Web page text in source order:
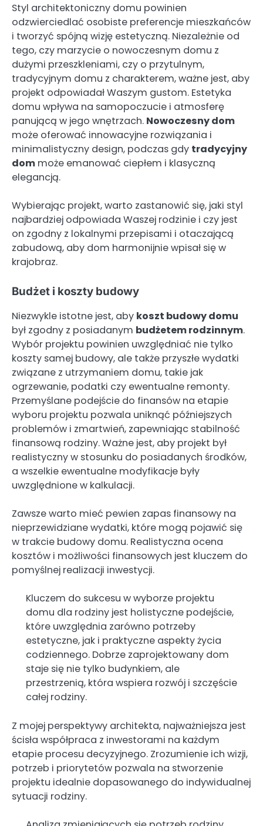
Styl architektoniczny domu powinien
odzwierciedlać osobiste preferencje mieszkańców
i tworzyć spójną wizję estetyczną. Niezależnie od
tego, czy marzycie o nowoczesnym domu z
dużymi przeszkleniami, czy o przytulnym,
tradycyjnym domu z charakterem, ważne jest, aby
projekt odpowiadał Waszym gustom. Estetyka
domu wpływa na samopoczucie i atmosferę
panującą w jego wnętrzach. Nowoczesny dom
może oferować innowacyjne rozwiązania i
minimalistyczny design, podczas gdy tradycyjny
dom może emanować ciepłem i klasyczną
elegancją.
Wybierając projekt, warto zastanowić się, jaki styl
najbardziej odpowiada Waszej rodzinie i czy jest
on zgodny z lokalnymi przepisami i otaczającą
zabudową, aby dom harmonijnie wpisał się w
krajobraz.
Budżet i koszty budowy
Niezwykle istotne jest, aby koszt budowy domu
był zgodny z posiadanym budżetem rodzinnym.
Wybór projektu powinien uwzględniać nie tylko
koszty samej budowy, ale także przyszłe wydatki
związane z utrzymaniem domu, takie jak
ogrzewanie, podatki czy ewentualne remonty.
Przemyślane podejście do finansów na etapie
wyboru projektu pozwala uniknąć późniejszych
problemów i zmartwień, zapewniając stabilność
finansową rodziny. Ważne jest, aby projekt był
realistyczny w stosunku do posiadanych środków,
a wszelkie ewentualne modyfikacje były
uwzględnione w kalkulacji.
Zawsze warto mieć pewien zapas finansowy na
nieprzewidziane wydatki, które mogą pojawić się
w trakcie budowy domu. Realistyczna ocena
kosztów i możliwości finansowych jest kluczem do
pomyślnej realizacji inwestycji.
Kluczem do sukcesu w wyborze projektu
domu dla rodziny jest holistyczne podejście,
które uwzględnia zarówno potrzeby
estetyczne, jak i praktyczne aspekty życia
codziennego. Dobrze zaprojektowany dom
staje się nie tylko budynkiem, ale
przestrzenią, która wspiera rozwój i szczęście
całej rodziny.
Z mojej perspektywy architekta, najważniejsza jest
ścisła współpraca z inwestorami na każdym
etapie procesu decyzyjnego. Zrozumienie ich wizji,
potrzeb i priorytetów pozwala na stworzenie
projektu idealnie dopasowanego do indywidualnej
sytuacji rodziny.